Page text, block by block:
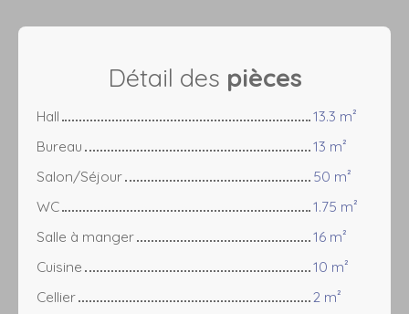
Détail des pièces
Hall
13.3 m²
Bureau
13 m²
Salon/Séjour
50 m²
WC
1.75 m²
Salle à manger
16 m²
Cuisine
10 m²
Cellier
2 m²